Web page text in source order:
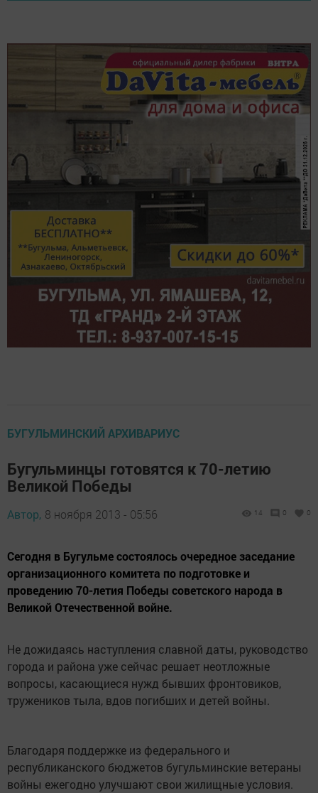
БУГУЛЬМИНСКИЙ АРХИВАРИУС
Бугульминцы готовятся к 70-летию
Великой Победы
Автор, 8 ноября 2013 - 05:56 14 0 0
Сегодня в Бугульме состоялось очередное заседание
организационного комитета по подготовке и
проведению 70-летия Победы советского народа в
Великой Отечественной войне.
Не дожидаясь наступления славной даты, руководство
города и района уже сейчас решает неотложные
вопросы, касающиеся нужд бывших фронтовиков,
тружеников тыла, вдов погибших и детей войны.
Благодаря поддержке из федерального и
республиканского бюджетов бугульминские ветераны
войны ежегодно улучшают свои жилищные условия.